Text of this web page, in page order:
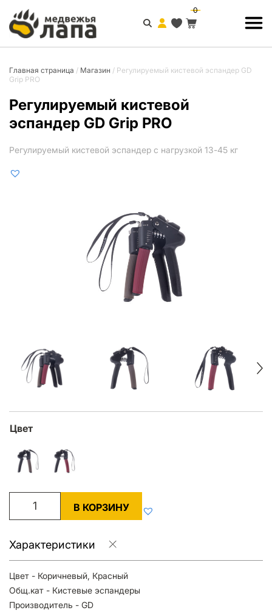
0
Главная страница / Магазин / Регулируемый кистевой эспандер GD
Grip PRO
Регулируемый кистевой
эспандер GD Grip PRO
Регулируемый кистевой эспандер с нагрузкой 13-45 кг
Цвет
В КОРЗИНУ
Характеристики
Цвет - Коричневый, Красный
Общ.кат - Кистевые эспандеры
Производитель - GD